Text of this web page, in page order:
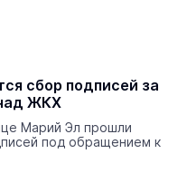
сбор подписей за
ЖКХ
Марий Эл прошли
под обращением к